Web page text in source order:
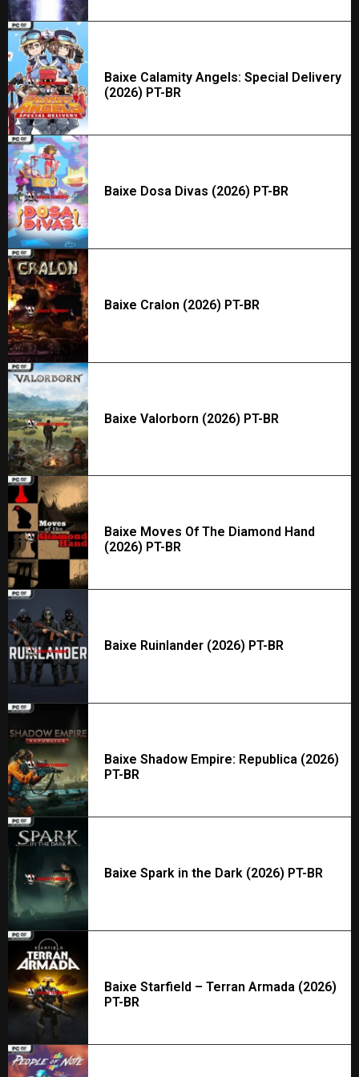
Baixe Calamity Angels: Special Delivery
(2026) PT-BR
Baixe Dosa Divas (2026) PT-BR
Baixe Cralon (2026) PT-BR
Baixe Valorborn (2026) PT-BR
Baixe Moves Of The Diamond Hand
(2026) PT-BR
Baixe Ruinlander (2026) PT-BR
Baixe Shadow Empire: Republica (2026)
PT-BR
Baixe Spark in the Dark (2026) PT-BR
Baixe Starfield – Terran Armada (2026)
PT-BR